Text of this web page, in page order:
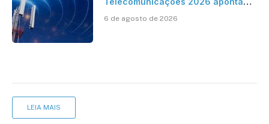
mantém desafio
6 de agosto de 2026
LEIA MAIS